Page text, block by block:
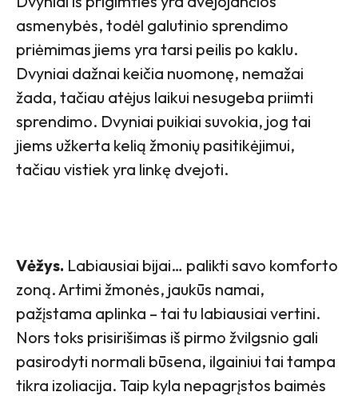
asmenybės, todėl galutinio sprendimo
priėmimas jiems yra tarsi peilis po kaklu.
Dvyniai dažnai keičia nuomonę, nemažai
žada, tačiau atėjus laikui nesugeba priimti
sprendimo. Dvyniai puikiai suvokia, jog tai
jiems užkerta kelią žmonių pasitikėjimui,
tačiau vistiek yra linkę dvejoti.
Vėžys. Labiausiai bijai… palikti savo komforto
zoną. Artimi žmonės, jaukūs namai,
pažįstama aplinka – tai tu labiausiai vertini.
Nors toks prisirišimas iš pirmo žvilgsnio gali
pasirodyti normali būsena, ilgainiui tai tampa
tikra izoliacija. Taip kyla nepagrįstos baimės